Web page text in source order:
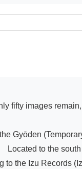
Gyōden
Located to the
to the Izu Records